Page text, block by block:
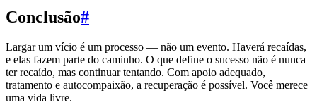
Conclusão#
Largar um vício é um processo — não um evento. Haverá recaídas,
e elas fazem parte do caminho. O que define o sucesso não é nunca
ter recaído, mas continuar tentando. Com apoio adequado,
tratamento e autocompaixão, a recuperação é possível. Você merece
uma vida livre.